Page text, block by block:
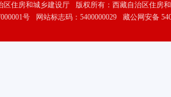
区住房和城乡建设厅
版权所有：西藏自治区住房
号
网站标志码：5400000029 藏公网安备